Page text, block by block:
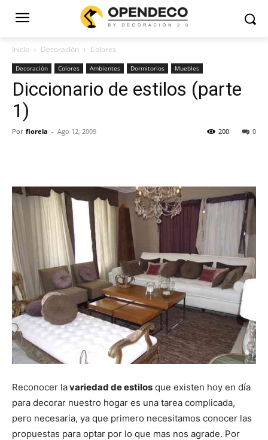
Inicio Decoración Colores
Decoración Colores Ambientes Dormitorios Muebles
Diccionario de estilos (parte
1)
Por fiorela - Ago 12, 2009 0
200
Reconocer lavariedad de estilos que existen hoy en día
para decorar nuestro hogar es una tarea complicada,
pero necesaria, ya que primero necesitamos conocer las
propuestas para optar por lo que mas nos agrade. Por